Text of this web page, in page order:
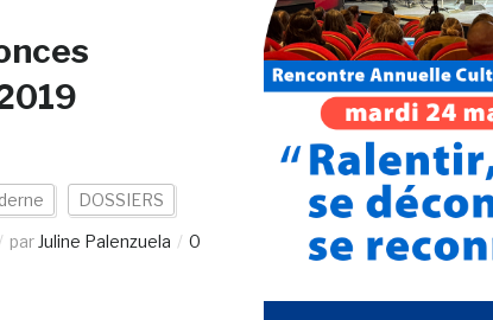
DOSSIERS
par Juline Palenzuela
0